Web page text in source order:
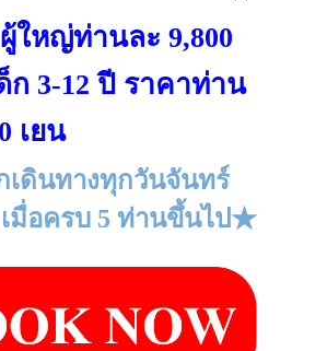
ใหญ่ท่านละ 9,800
ก 3-12 ปี ราคาท่าน
เยน
ดินทางทุกวันจันทร์
มื่อครบ 5 ท่านขึ้นไป★